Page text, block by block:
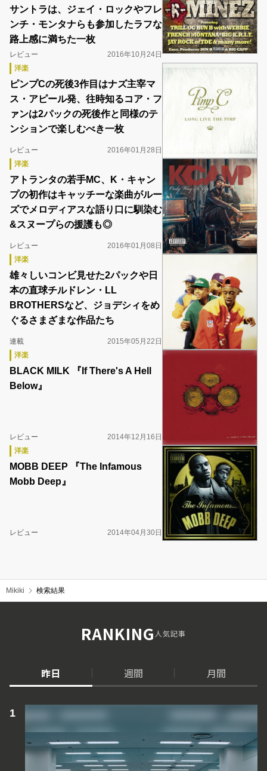
サントラは、ジェイ・ロックやフレ
ンチ・モンタナらも参加したラフな
路上感に満ちた一枚
レビュー
2016年10月24日
洋楽
ピンプCの死後3作目はナズ主宰マ
ス・アピール発、往時知るコア・フ
ァンは2パックの死後作と同様のテ
ンションで楽しむべき一枚
レビュー
2016年01月28日
洋楽
アトランタの若手MC、K・キャン
プの初作はキャッチーな楽曲がルー
ズでメロディアスな語り口に馴染む
&スヌープらの援護も◎
レビュー
2016年01月08日
洋楽
雄々しいコンビ見せた2パックや日
本の直球チルドレン・LL
BROTHERSなど、ジョデシィをめ
ぐるさまざまな作品たち
連載
2015年05月22日
洋楽
BLACK MILK 『If There's A Hell
Below』
レビュー
2014年12月16日
洋楽
MOBB DEEP 『The Infamous
Mobb Deep』
レビュー 2014年04月30日
Mikiki 検索結果
RANKING人気記事
昨日 週間 月間